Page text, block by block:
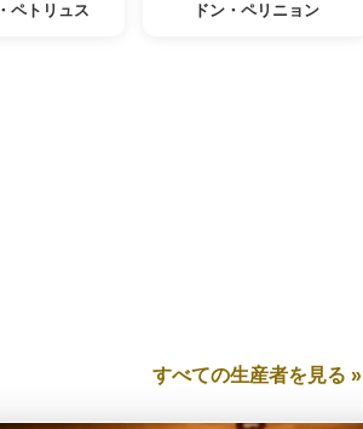
ペトリュス ドン・ペリニョン
すべての生産者を見る »